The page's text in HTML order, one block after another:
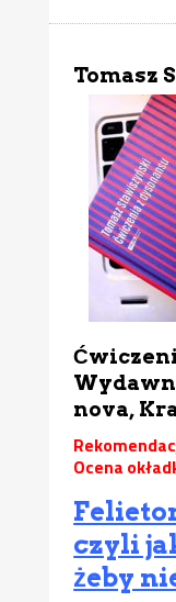
Tomasz
nova,
Ocena
czyli
żeby